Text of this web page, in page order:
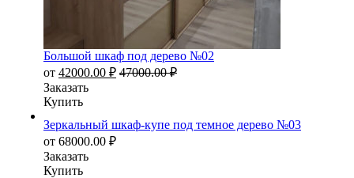
Большой шкаф под дерево №02
от 42000.00 ₽ 47000.00₽
Заказать
Купить
Зеркальный шкаф-купе под темное дерево №03
от 68000.00 ₽
Заказать
Купить